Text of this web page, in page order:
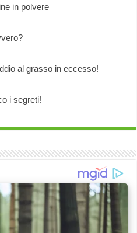
in polvere
al grasso in eccesso!
i segreti!